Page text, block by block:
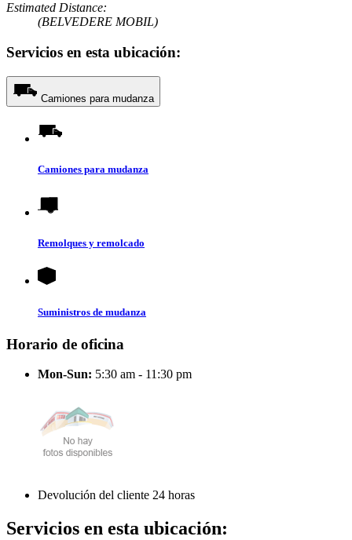
Estimated Distance:
(BELVEDERE MOBIL)
Servicios en esta ubicación:
Camiones para mudanza
Camiones para mudanza
Remolques y remolcado
Suministros de mudanza
Horario de oficina
Mon-Sun: 5:30 am - 11:30 pm
Devolución del cliente 24 horas
Servicios en esta ubicación: